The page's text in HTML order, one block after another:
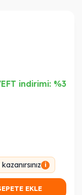
indirimi: %3
i
EKLE